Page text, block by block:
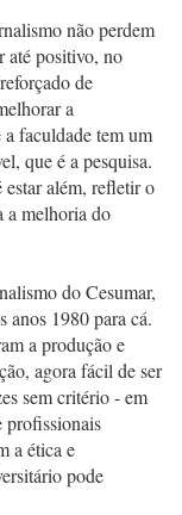
não perdem
até positivo, no
de
a
faculdade tem um
que é a pesquisa.
além, refletir o
a melhoria do
do Cesumar,
anos 1980 para cá.
a produção e
agora fácil de ser
sem critério - em
profissionais
a ética e
pode